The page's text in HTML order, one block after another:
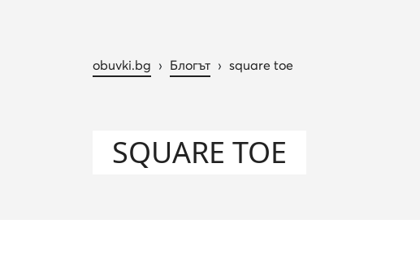
obuvki.bg › Блогът › square toe
SQUARE TOE